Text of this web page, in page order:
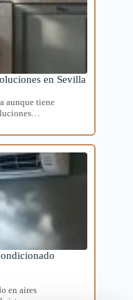
en Sevilla
aunque tiene
en aires